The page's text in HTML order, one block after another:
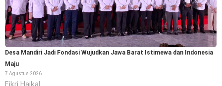
Desa Mandiri Jadi Fondasi Wujudkan Jawa Barat Istimewa dan Indonesia
Maju
7 Agustus 2026
Fikri Haikal